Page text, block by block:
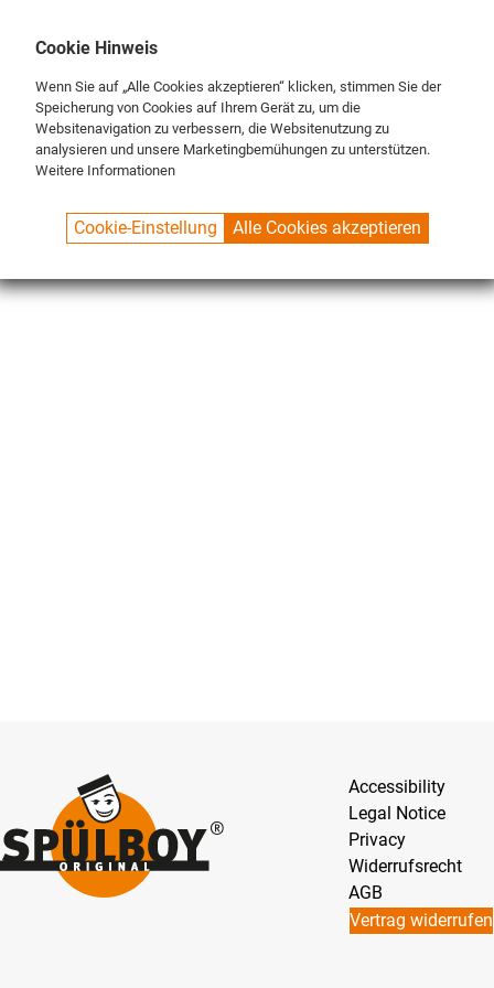
SPUELBOY.DE SHOP ECO LINE DETERGENTS
Accessibility
Legal Notice
Privacy
Widerrufsrecht
AGB
Vertrag widerrufen
Cookie Hinweis
Wenn Sie auf „Alle Cookies akzeptieren“ klicken, stimmen Sie der
Speicherung von Cookies auf Ihrem Gerät zu, um die
Websitenavigation zu verbessern, die Websitenutzung zu
analysieren und unsere Marketingbemühungen zu unterstützen.
Weitere Informationen
Cookie-Einstellung Alle Cookies akzeptieren